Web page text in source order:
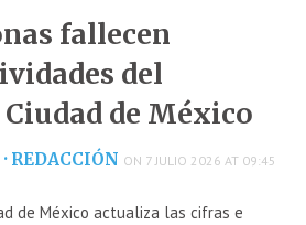
fallecen
del
de México
REDACCIÓN ON 7 JULIO 2026 AT 09:45
de México actualiza las cifras e